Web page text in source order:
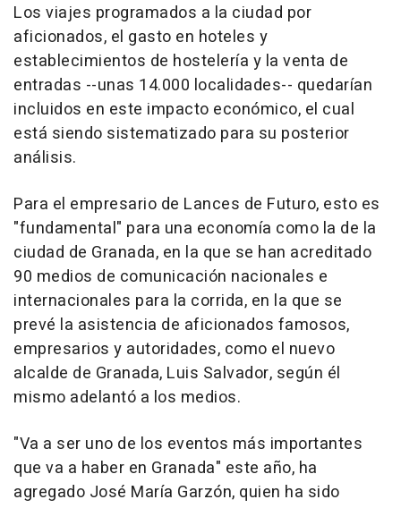
Los viajes programados a la ciudad por
aficionados, el gasto en hoteles y
establecimientos de hostelería y la venta de
entradas --unas 14.000 localidades-- quedarían
incluidos en este impacto económico, el cual
está siendo sistematizado para su posterior
análisis.
Para el empresario de Lances de Futuro, esto es
"fundamental" para una economía como la de la
ciudad de Granada, en la que se han acreditado
90 medios de comunicación nacionales e
internacionales para la corrida, en la que se
prevé la asistencia de aficionados famosos,
empresarios y autoridades, como el nuevo
alcalde de Granada, Luis Salvador, según él
mismo adelantó a los medios.
"Va a ser uno de los eventos más importantes
que va a haber en Granada" este año, ha
agregado José María Garzón, quien ha sido